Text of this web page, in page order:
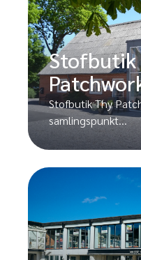
Stofbutik
Stofbutik Thy
samlingspunkt...